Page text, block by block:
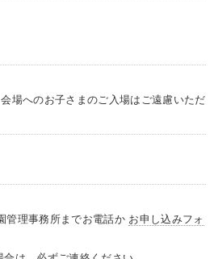
場へのお子さまのご入場はご遠慮いただ
管理事務所までお電話か お申し込みフォ